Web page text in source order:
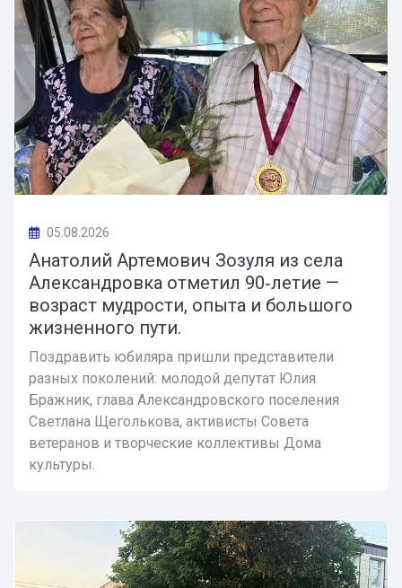
05.08.2026
Анатолий Артемович Зозуля из села
Александровка отметил 90‑летие —
возраст мудрости, опыта и большого
жизненного пути.
Поздравить юбиляра пришли представители
разных поколений: молодой депутат Юлия
Бражник, глава Александровского поселения
Светлана Щеголькова, активисты Совета
ветеранов и творческие коллективы Дома
культуры.